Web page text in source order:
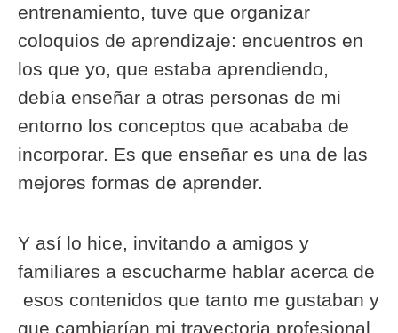
entrenamiento, tuve que organizar
coloquios de aprendizaje: encuentros en
los que yo, que estaba aprendiendo,
debía enseñar a otras personas de mi
entorno los conceptos que acababa de
incorporar. Es que enseñar es una de las
mejores formas de aprender.
Y así lo hice, invitando a amigos y
familiares a escucharme hablar acerca de
esos contenidos que tanto me gustaban y
que cambiarían mi trayectoria profesional